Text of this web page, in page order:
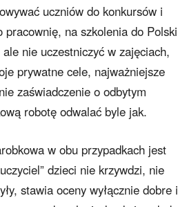
uczniów do konkursów i
pracownię, na szkolenia do Polski
nie uczestniczyć w zajęciach,
prywatne cele, najważniejsze
zaświadczenie o odbytym
robotę odwalać byle jak.
w obu przypadkach jest
dzieci nie krzywdzi, nie
stawia oceny wyłącznie dobre i